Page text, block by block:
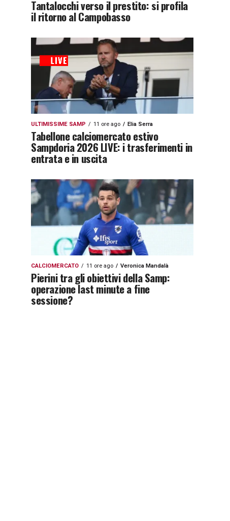
Tantalocchi verso il prestito: si profila
il ritorno al Campobasso
ULTIMISSIME SAMP 11 ore ago Elia Serra
Tabellone calciomercato estivo
Sampdoria 2026 LIVE: i trasferimenti in
entrata e in uscita
CALCIOMERCATO 11 ore ago Veronica Mandalà
Pierini tra gli obiettivi della Samp:
operazione last minute a fine
sessione?